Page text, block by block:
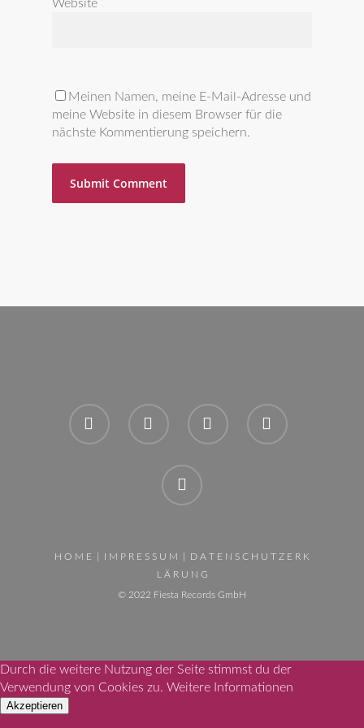
Website
Meinen Namen, meine E-Mail-Adresse und
meine Website in diesem Browser für die
nächste Kommentierung speichern.
H O M E I M P R E S S U M
D A T E N S C H U T Z E R K
L Ä R U N G
© 2022 Fiesta Records GmbH
Durch die weitere Nutzung der Seite stimmst du der
Verwendung von Cookies zu. Weitere Informationen
Akzeptieren